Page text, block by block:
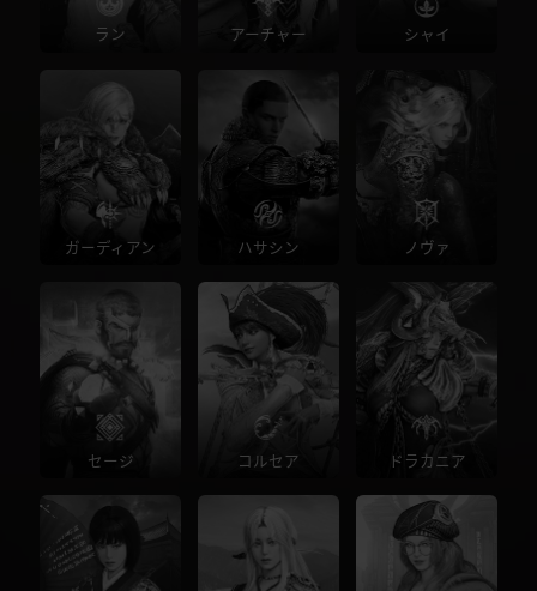
ラン アーチャー シャイ
ガーディアン ハサシン ノヴァ
セージ コルセア ドラカニア